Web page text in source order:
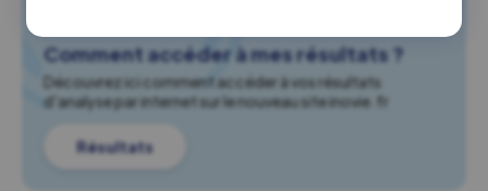
Comment accéder à mes résultats ?
Découvrez ici comment accéder à vos résultats
d'analyse par internet sur le nouveau site inovie.fr
Résultats